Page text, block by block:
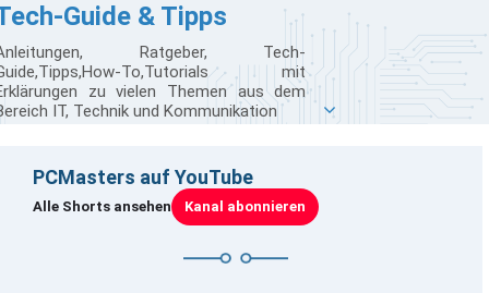
Guide & Tipps
Ratgeber, Tech-
To,Tutorials mit
zu vielen Themen aus dem
IT, Technik und Kommunikation
PCMasters auf YouTube
Alle Shorts ansehen Kanal abonnieren
Klicken zum Laden · Erst beim Klick werden YouTube-Cookies
Super Serie